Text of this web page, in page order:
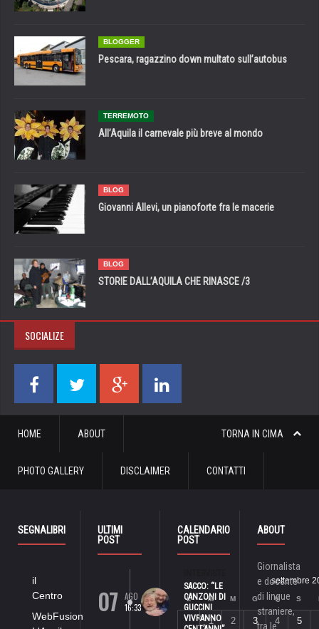
BLOGGER
Pescara, ragazzino down multato sull’autobus
TERREMOTO
All’Aquila il carnevale più breve al mondo
BLOG
Giovanni Allevi, un pianoforte fra le macerie
BLOG
STORIE DALL’AQUILA CHE RINASCE /3
SOCIALIZE
TORNA IN CIMA
HOME ABOUT
PHOTO GALLERY DISCLAIMER CONTATTI
SEGNALIBRI
il
Centro
WebFusion
ULTIMI
POST
07
AGO
16:33
SACCO: “LE
CANZONI DI
GUCCINI
VIVRANNO
CALENDARIO
POST
settembre
L M M G V S
1 2 3 4 5
ABOUT
Giornalista
e docente
di lingue
straniere,
tra le